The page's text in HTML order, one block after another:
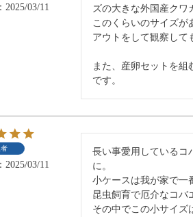
2025/03/11
ズの大きな外国産クワ
このくらいのサイズが
アウトをして観察して
また、産卵セットを組
です。
2025/03/11
長い事愛用しているコ
に。
小ケースは我が家で一
昆虫飼育で厄介なコバ
その中でこの小サイズ